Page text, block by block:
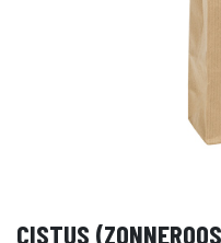
CISTUS